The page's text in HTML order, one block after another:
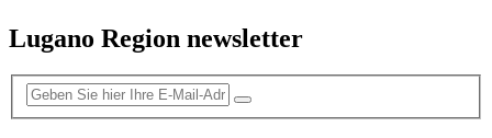
Lugano Region newsletter